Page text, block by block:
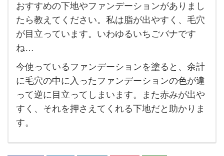
お
す
す
め
の下
地や
フ
ァ
おすすめの下地やファンデーションがありまし
たら教えてください。私は脂が出やすく、毛穴
が目立っています。いわゆるいちごバナです
ね…
今使っているファンデーションを塗ると、余計
に毛穴の中に入ったファンデーションの色が違
って逆に目立ってしまいます。また赤みが出や
すく、それを押さえてくれる下地だと助かりま
す。